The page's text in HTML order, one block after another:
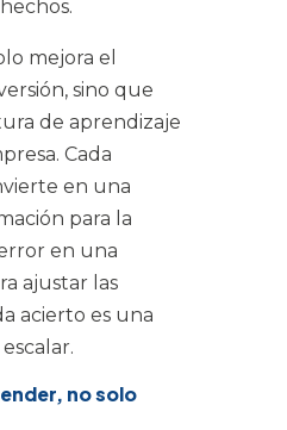
mejora el
sino que
de aprendizaje
Cada
en una
para la
en una
ajustar las
acierto es una
no solo